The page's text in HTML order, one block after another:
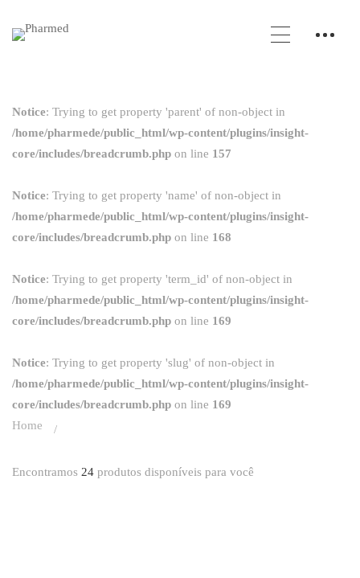
Notice: Trying to get property 'parent' of non-object in
/home/pharmede/public_html/wp-content/plugins/insight-
core/includes/breadcrumb.php on line 157
Notice: Trying to get property 'name' of non-object in
/home/pharmede/public_html/wp-content/plugins/insight-
core/includes/breadcrumb.php on line 168
Notice: Trying to get property 'term_id' of non-object in
/home/pharmede/public_html/wp-content/plugins/insight-
core/includes/breadcrumb.php on line 169
Notice: Trying to get property 'slug' of non-object in
/home/pharmede/public_html/wp-content/plugins/insight-
core/includes/breadcrumb.php on line 169
Home
Encontramos 24 produtos disponíveis para você